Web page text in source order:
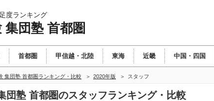
度ランキング
集団塾 首都圏
首都圏 甲信越・北陸 東海 近畿 中国・四国
集団塾 首都圏ランキング・比較 2020年版 スタッフ
団塾 首都圏のスタッフランキング・比較